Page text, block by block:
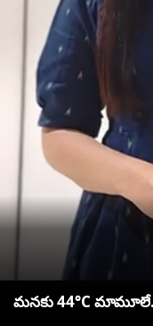
మనకు 44°C మామూలే…